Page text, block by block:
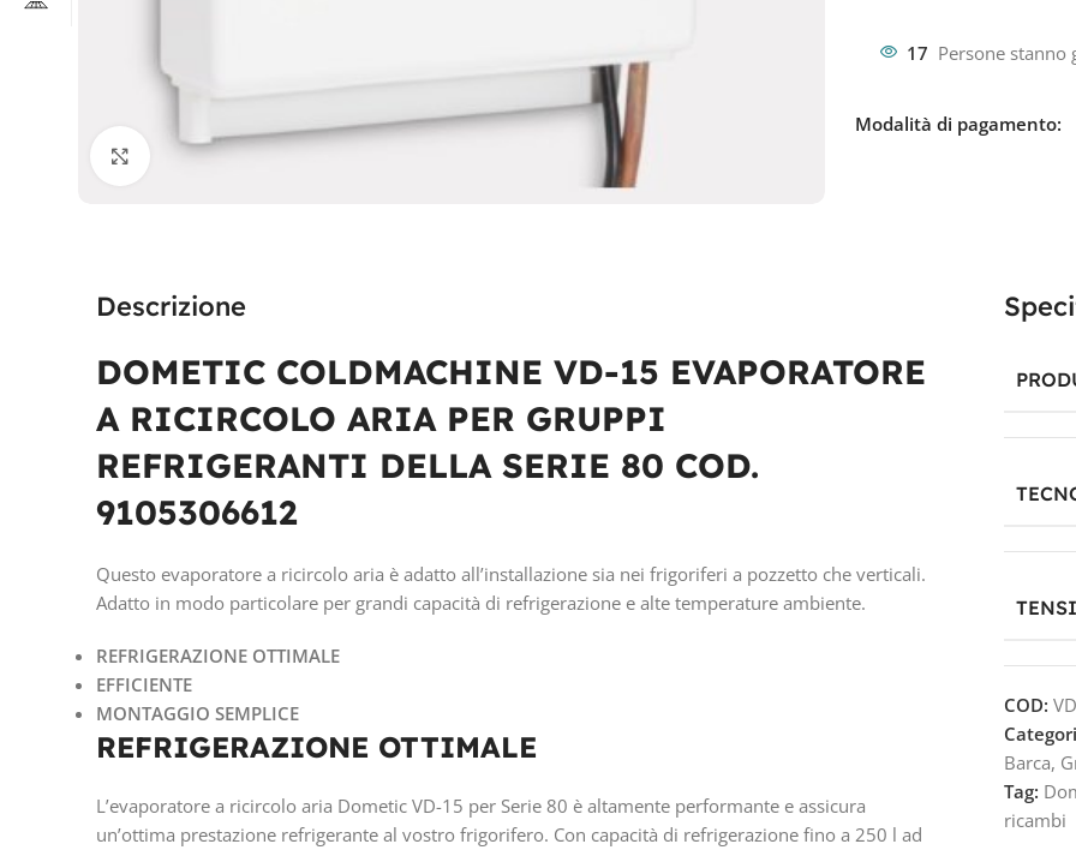
Clicca per ingrandire
17 Persone
Modalità di pagamento:
Descrizione
DOMETIC COLDMACHINE VD-15 EVAPORATORE
A RICIRCOLO ARIA PER GRUPPI
REFRIGERANTI DELLA SERIE 80 COD.
9105306612
Questo evaporatore a ricircolo aria è adatto all’installazione sia nei frigoriferi a pozzetto che verticali.
Adatto in modo particolare per grandi capacità di refrigerazione e alte temperature ambiente.
REFRIGERAZIONE OTTIMALE
EFFICIENTE
MONTAGGIO SEMPLICE
REFRIGERAZIONE OTTIMALE
L’evaporatore a ricircolo aria Dometic VD-15 per Serie 80 è altamente performante e assicura
un’ottima prestazione refrigerante al vostro frigorifero. Con capacità di refrigerazione fino a 250 l ad
COD:
Barca,
Tag:
ricambi